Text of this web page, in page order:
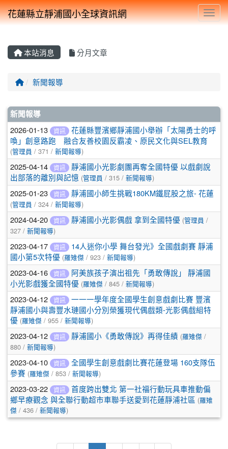
花蓮縣立靜浦國小全球資訊網
本站消息 分月文章
回首頁
新聞報導
文章列表
新聞報導
2026-01-13 資訊
花蓮縣豐濱鄉靜浦國小舉辦「太陽勇士的呼
喚」創意路跑 融合友善校園反霸凌、原民文化與SEL教育
(管理員 / 371 / 新聞報導)
2025-04-14 資訊
靜浦國小光影劇團再奪全國特優 以戲劇說
出部落的離別與記憶 (管理員 / 315 / 新聞報導)
2025-01-23 資訊 靜浦國小師生挑戰180KM鐵屁股之旅- 花蓮
(管理員 / 324 / 新聞報導)
2024-04-20 資訊 靜浦國小光影偶戲 拿到全國特優 (管理員 /
327 / 新聞報導)
2023-04-17 資訊
14人迷你小學 舞台發光》全國戲劇賽 靜浦
國小第5次特優 (羅雉傑 / 923 / 新聞報導)
2023-04-16 資訊
阿美族孩子演出祖先「勇敢傳說」 靜浦國
小光影戲獲全國特優 (羅雉傑 / 845 / 新聞報導)
2023-04-12 資訊
一一一學年度全國學生創意戲劇比賽 豐濱
靜浦國小與壽豐水璉國小分別榮獲現代偶戲類-光影偶戲組特
優 (羅雉傑 / 955 / 新聞報導)
2023-04-12 資訊 靜浦國小《勇敢傳說》再得佳績 (羅雉傑 /
880 / 新聞報導)
2023-04-10 資訊
全國學生創意戲劇比賽花蓮登場 160支隊伍
參賽 (羅雉傑 / 853 / 新聞報導)
2023-03-22 資訊
首度跨出雙北 第一社福行動玩具車推動偏
鄉早療觀念 與全聯行動超市車聯手送愛到花蓮靜浦社區 (羅雉
傑 / 436 / 新聞報導)